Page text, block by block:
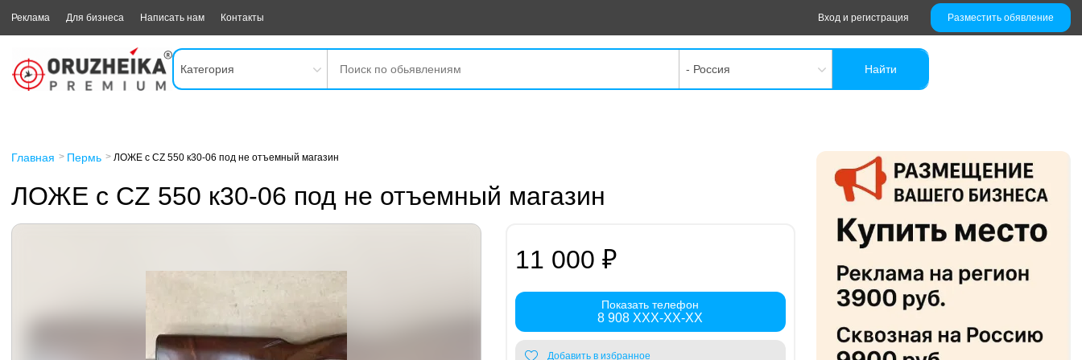
Реклама Для бизнеса Написать нам Контакты Вход и регистрация Разместить обявление
Категория - Россия Найти
Главная Пермь ЛОЖЕ с CZ 550 к30-06 под не отъемный магазин
ЛОЖЕ с CZ 550 к30-06 под не отъемный магазин
11 000 ₽
Показать телефон
8 908 XXX-XX-XX
Добавить в избранное